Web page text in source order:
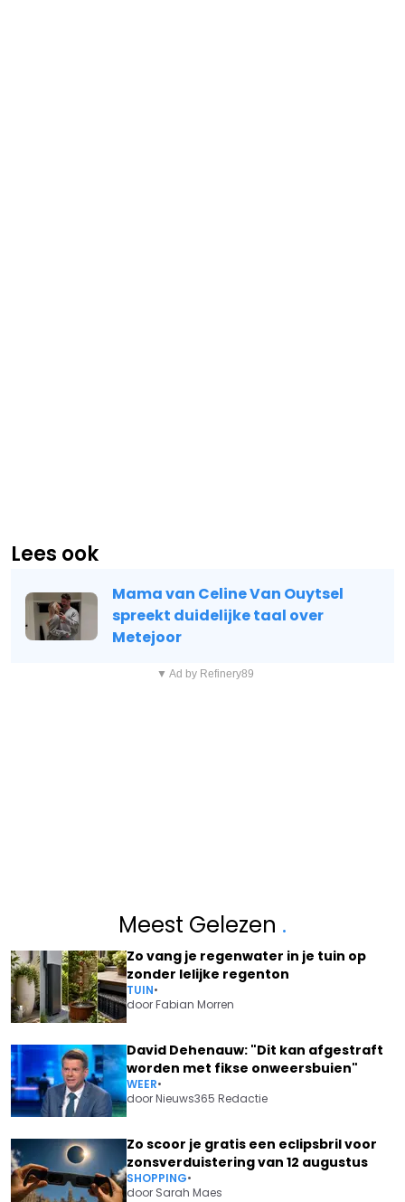
Lees ook
Mama van Celine Van Ouytsel
spreekt duidelijke taal over
Metejoor
▼ Ad by Refinery89
Meest Gelezen .
Zo vang je regenwater in je tuin op
zonder lelijke regenton
TUIN•
doorFabian Morren
David Dehenauw: "Dit kan afgestraft
worden met fikse onweersbuien"
WEER•
doorNieuws365 Redactie
Zo scoor je gratis een eclipsbril voor
zonsverduistering van 12 augustus
SHOPPING•
door Sarah Maes